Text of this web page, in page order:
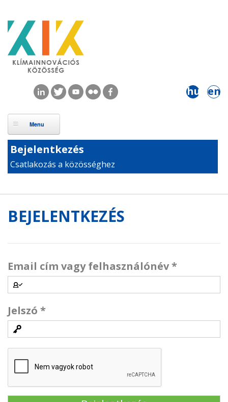
Ugrás a tartalomra
hu en
Bejelentkezés
Csatlakozás a közösséghez
BEJELENTKEZÉS
Email cím vagy felhasználónév*
Jelszó *